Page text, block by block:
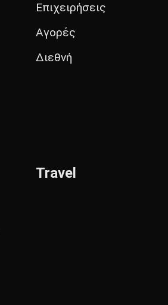
Επιχειρήσεις
Αγορές
Διεθνή
Travel